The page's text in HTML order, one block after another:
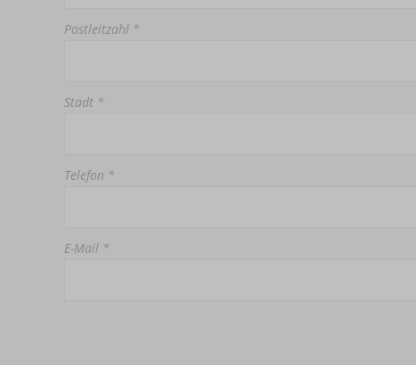
Postleitzahl *
Stadt *
Telefon *
E-Mail *